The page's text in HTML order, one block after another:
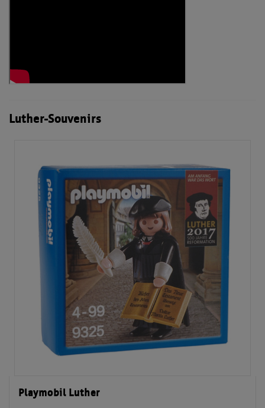
Luther-Souvenirs
Playmobil Luther